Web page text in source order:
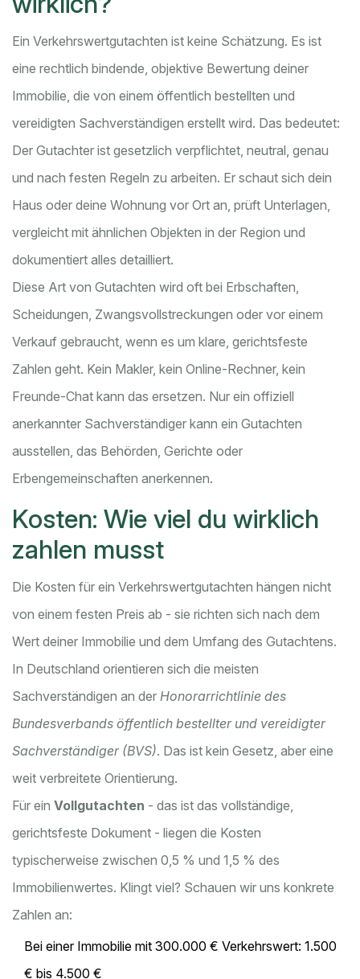
Ein Verkehrswertgutachten ist keine Schätzung. Es ist
eine rechtlich bindende, objektive Bewertung deiner
Immobilie, die von einem öffentlich bestellten und
vereidigten Sachverständigen erstellt wird. Das bedeutet:
Der Gutachter ist gesetzlich verpflichtet, neutral, genau
und nach festen Regeln zu arbeiten. Er schaut sich dein
Haus oder deine Wohnung vor Ort an, prüft Unterlagen,
vergleicht mit ähnlichen Objekten in der Region und
dokumentiert alles detailliert.
Diese Art von Gutachten wird oft bei Erbschaften,
Scheidungen, Zwangsvollstreckungen oder vor einem
Verkauf gebraucht, wenn es um klare, gerichtsfeste
Zahlen geht. Kein Makler, kein Online-Rechner, kein
Freunde-Chat kann das ersetzen. Nur ein offiziell
anerkannter Sachverständiger kann ein Gutachten
ausstellen, das Behörden, Gerichte oder
Erbengemeinschaften anerkennen.
Kosten: Wie viel du wirklich
zahlen musst
Die Kosten für ein Verkehrswertgutachten hängen nicht
von einem festen Preis ab - sie richten sich nach dem
Wert deiner Immobilie und dem Umfang des Gutachtens.
In Deutschland orientieren sich die meisten
Sachverständigen an der Honorarrichtlinie des
Bundesverbands öffentlich bestellter und vereidigter
Sachverständiger (BVS). Das ist kein Gesetz, aber eine
weit verbreitete Orientierung.
Für ein Vollgutachten - das ist das vollständige,
gerichtsfeste Dokument - liegen die Kosten
typischerweise zwischen 0,5 % und 1,5 % des
Immobilienwertes. Klingt viel? Schauen wir uns konkrete
Zahlen an:
Bei einer Immobilie mit 300.000 € Verkehrswert: 1.500
€ bis 4.500 €